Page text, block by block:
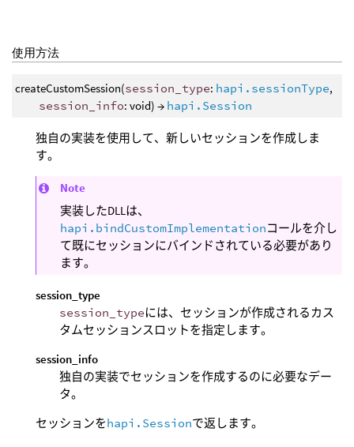
使用方法
createCustomSession(session_type: hapi.sessionType,
session_info: void) → hapi.Session
独自の実装を使用して、新しいセッションを作成しま
す。
Note
実装したDLLは、
hapi.bindCustomImplementationコールを介し
て既にセッションにバインドされている必要があり
ます。
session_type
session_typeには、セッションが作成されるカス
タムセッションスロットを指定します。
session_info
独自の実装でセッションを作成するのに必要なデー
タ。
セッションをhapi.Sessionで返します。